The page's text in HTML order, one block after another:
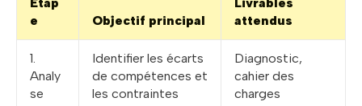
e
Objectif principal
attendus
1.
Analy
se
Identifier les écarts
de compétences et
les contraintes
Diagnostic,
cahier des
charges